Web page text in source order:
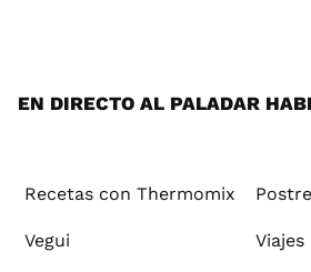
EN DIRECTO AL PALADAR
Recetas con Thermomix
Vegui Viajes